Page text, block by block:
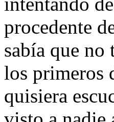
procedente
sabía que
los primeros
quisiera